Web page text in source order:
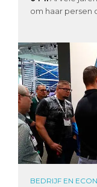
om haar persen
BEDRIJF EN